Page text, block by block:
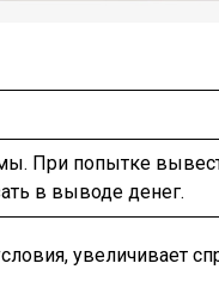
При попытке
в выводе денег.
увеличивает